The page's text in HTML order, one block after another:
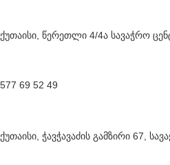
ქუთაისი, წერეთლი 4/4ა სავაჭრო
577 69 52 49
ქუთაისი, ჭავჭავაძის გამზირი 67,